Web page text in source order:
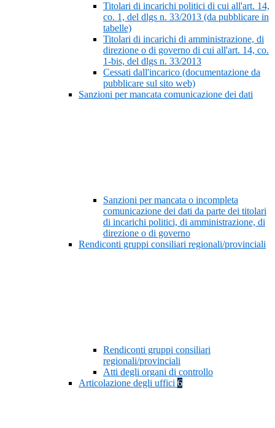
Titolari di incarichi politici di cui all'art. 14,
co. 1, del dlgs n. 33/2013 (da pubblicare in
tabelle)
Titolari di incarichi di amministrazione, di
direzione o di governo di cui all'art. 14, co.
1-bis, del dlgs n. 33/2013
Cessati dall'incarico (documentazione da
pubblicare sul sito web)
Sanzioni per mancata comunicazione dei dati
Sanzioni per mancata o incompleta
comunicazione dei dati da parte dei titolari
di incarichi politici, di amministrazione, di
direzione o di governo
Rendiconti gruppi consiliari regionali/provinciali
Rendiconti gruppi consiliari
regionali/provinciali
Atti degli organi di controllo
Articolazione degli uffici 6